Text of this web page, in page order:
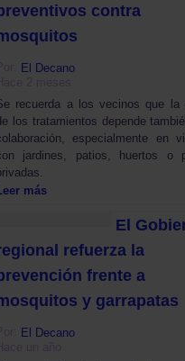
contra
El Decano
recuerda a los vecinos que la
los tratamientos depende
especialmente en
jardines, patios, huertos o
más
El
refuerza la
frente a
y garrapatas
El Decano